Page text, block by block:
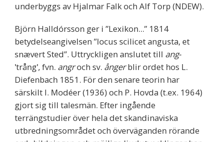
underbyggs av Hjalmar Falk och Alf Torp (NDEW).
Björn Halldórsson ger i ”Lexikon...” 1814
betydelseangivelsen ”locus scilicet angusta, et
snævert Sted”. Uttryckligen anslutet till ang‐
ʹtrångʹ, fvn. angroch sv. ångerblir ordet hos L.
Diefenbach 1851. För den senare teorin har
särskilt I. Modéer (1936) och P. Hovda (t.ex. 1964)
gjort sig till talesmän. Efter ingående
terrängstudier över hela det skandinaviska
utbredningsområdet och överväganden rörande